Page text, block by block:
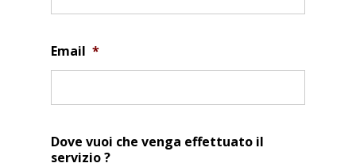
Email *
Dove vuoi che venga effettuato il
servizio ?